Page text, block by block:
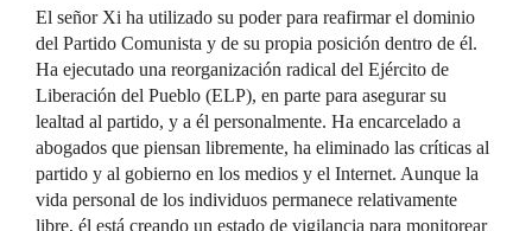
El señor Xi ha utilizado su poder para reafirmar el dominio
del Partido Comunista y de su propia posición dentro de él.
Ha ejecutado una reorganización radical del Ejército de
Liberación del Pueblo (ELP), en parte para asegurar su
lealtad al partido, y a él personalmente. Ha encarcelado a
abogados que piensan libremente, ha eliminado las críticas al
partido y al gobierno en los medios y el Internet. Aunque la
vida personal de los individuos permanece relativamente
libre, él está creando un estado de vigilancia para monitorear